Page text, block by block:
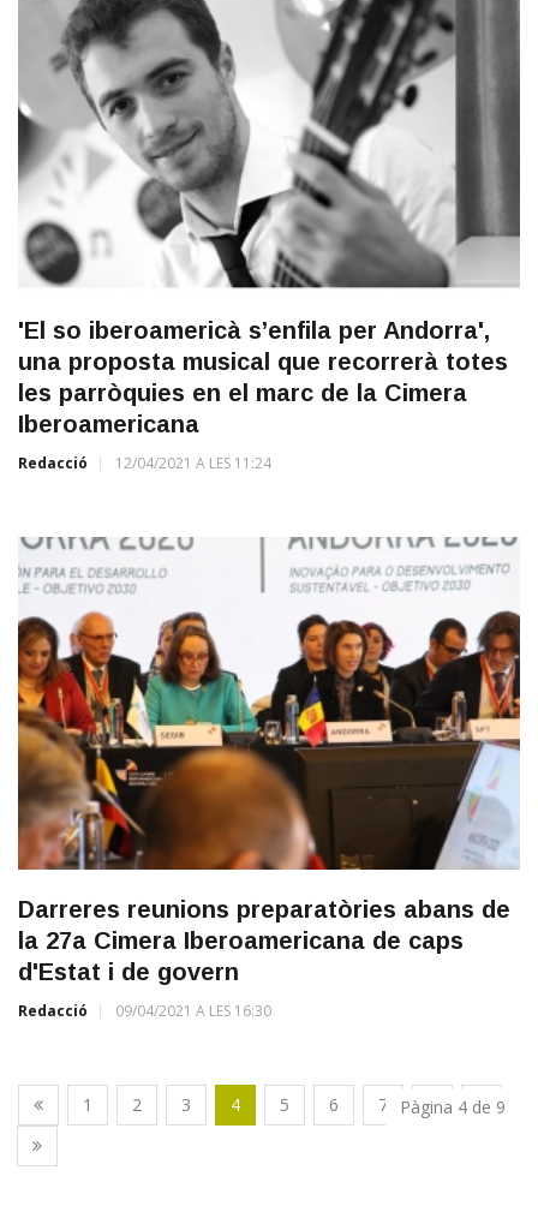
'El so iberoamericà s’enfila per Andorra',
una proposta musical que recorrerà totes
les parròquies en el marc de la Cimera
Iberoamericana
Redacció 12/04/2021 A LES 11:24
Darreres reunions preparatòries abans de
la 27a Cimera Iberoamericana de caps
d'Estat i de govern
Redacció 09/04/2021 A LES 16:30
1 2 3 4 5 6 7 8 9
Pàgina 4 de 9